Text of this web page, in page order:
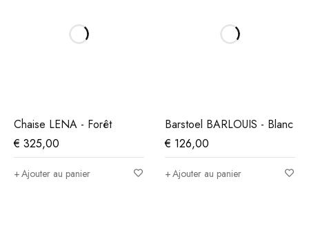
Chaise LENA - Forêt
€ 325,00
Ajouter au panier
Barstoel BARLOUIS - Blanc
€ 126,00
Ajouter au panier